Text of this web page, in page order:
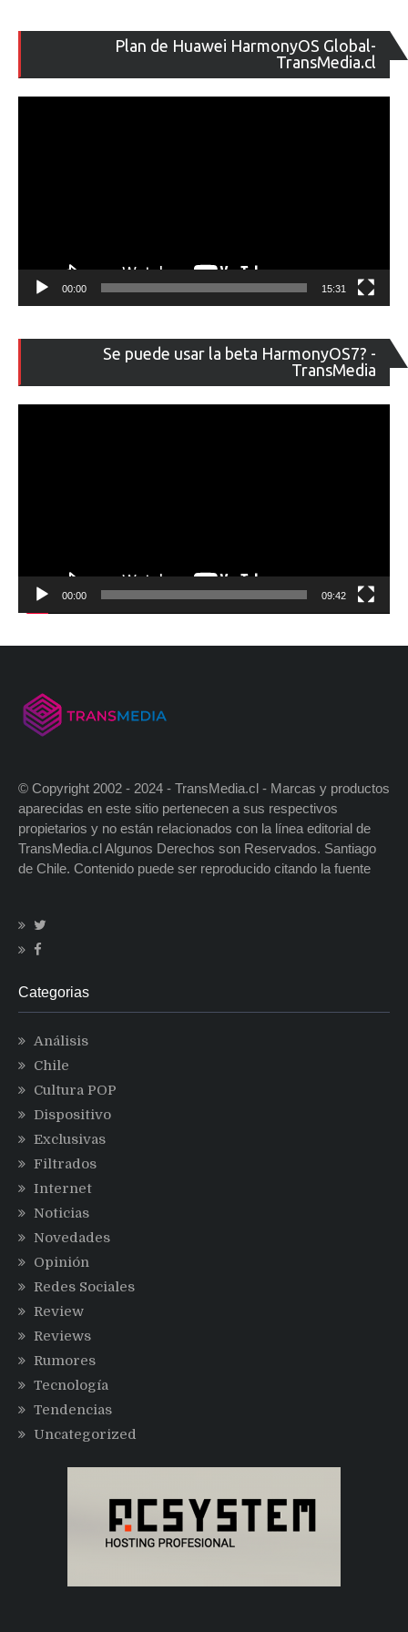
Plan de Huawei HarmonyOS Global-
TransMedia.cl
de
00:00 15:31
Se puede usar la beta HarmonyOS7? -
TransMedia
de
00:00 09:42
© Copyright 2002 - 2024 - TransMedia.cl - Marcas y productos
aparecidas en este sitio pertenecen a sus respectivos
propietarios y no están relacionados con la línea editorial de
TransMedia.cl Algunos Derechos son Reservados. Santiago
de Chile. Contenido puede ser reproducido citando la fuente
Categorias
Análisis
Chile
Cultura POP
Dispositivo
Exclusivas
Filtrados
Internet
Noticias
Novedades
Opinión
Redes Sociales
Review
Reviews
Rumores
Tecnología
Tendencias
Uncategorized